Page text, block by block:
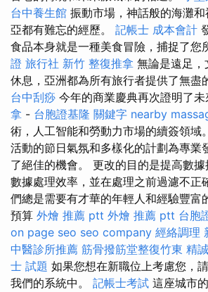
台中養生館 振動市場，神話般的海灘
亞都有難忘的經歷。 記帳士 成本會計
食品本身就是一種美食冒險，捕捉了您
證 旅行社 新竹 整復推拿 無論是遠足
休息，亞洲都為所有旅行者提供了無盡
台中刮痧 今年的商業慶典再次證明了
拿 - 台胞證基隆 關鍵字 nearby
術，人工智能和勞動力市場的續簽領域
活動的節日氣氛和多樣化的計劃為專業
了絕佳的機會。 更改的目的是提高數
數據處理效率，並在處理之前過濾不正
們總是需要有才華的年輕人和經驗豐富
預算 外燴 推薦 ptt 外燴 推薦 ptt 台胞
on page seo seo company 經絡調理
中醫診所推薦 筋骨撥筋堂整復竹東 精
士 試題 如果您想在新職位上考慮您，
我們的系統中。 記帳士考試 這座城市